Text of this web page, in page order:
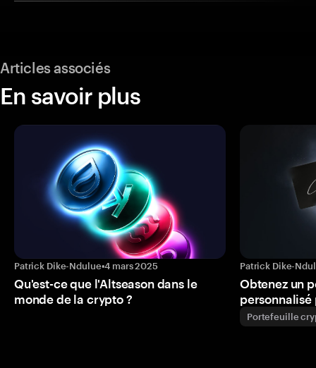
Articles associés
En savoir plus
Patrick Dike-Ndulue•4 mars 2025
Qu'est-ce que l'Altseason dans le
monde de la crypto ?
Patrick Dike-
Obtenez un
personnalisé
Portefeuille